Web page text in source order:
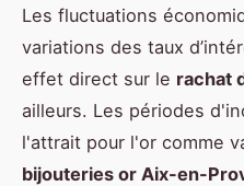
Les fluctuations
variations des taux
effet direct sur le rachat
ailleurs. Les périodes
l'attrait pour l'or comme
bijouteries or Aix-en-